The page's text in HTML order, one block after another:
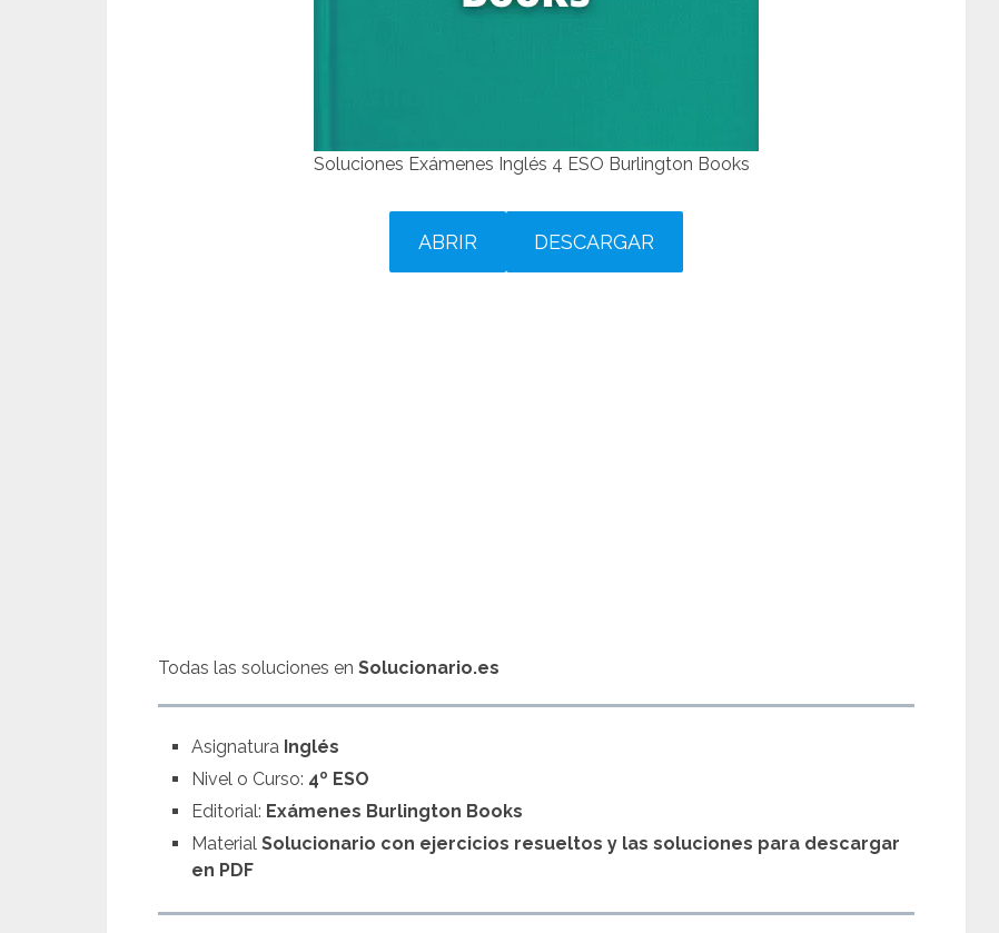
Soluciones Exámenes Inglés 4 ESO Burlington Books
ABRIR DESCARGAR
Todas las soluciones en Solucionario.es
Asignatura Inglés
Nivel o Curso: 4º ESO
Editorial: Exámenes Burlington Books
MaterialSolucionario con ejercicios resueltos y las soluciones para descargar
en PDF